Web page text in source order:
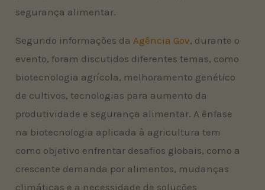
segurança alimentar.
Segundo informações da Agência Gov, durante o
evento, foram discutidos diferentes temas, como
biotecnologia agrícola, melhoramento genético
de cultivos, tecnologias para aumento da
produtividade e segurança alimentar. A ênfase
na biotecnologia aplicada à agricultura tem
como objetivo enfrentar desafios globais, como a
crescente demanda por alimentos, mudanças
climáticas e a necessidade de soluções